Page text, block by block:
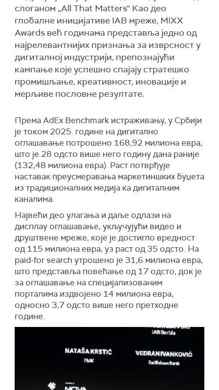
слоганом „All That Matters“ Као део
глобалне иницијативе IAB мреже, MIXX
Awards већ годинама представља једно од
најрелевантнијих признања за изврсност у
дигиталној индустрији, препознајући
кампање које успешно спајају стратешко
промишљање, креативност, иновације и
мерљиве пословне резултате.
Према AdEx Benchmark истраживању, у Србији
је током 2025. године на дигитално
оглашавање потрошено 168,92 милиона евра,
што је 28 одсто више него годину дана раније
(132,48 милиона евра). Раст потврђује
наставак преусмеравања маркетиншких буџета
из традиционалних медија ка дигиталним
каналима.
Највећи део улагања и даље одлази на
дисплаy оглашавање, укључујући видео и
друштвене мреже, које је достигло вредност
од 115 милиона евра, уз раст од 35 одсто. На
paid-for search утрошено је 31,6 милиона евра,
што представља повећање од 17 одсто, док је
за оглашавање на специјализованим
порталима издвојено 14 милиона евра,
односно 3,7 одсто више него претходне
године.